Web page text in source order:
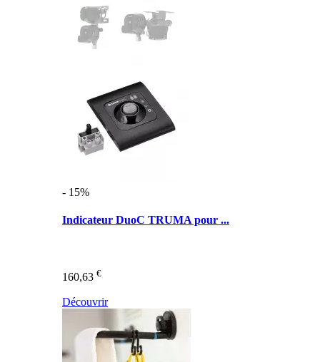
- 15%
Indicateur DuoC TRUMA pour ...
160,63 €
Découvrir